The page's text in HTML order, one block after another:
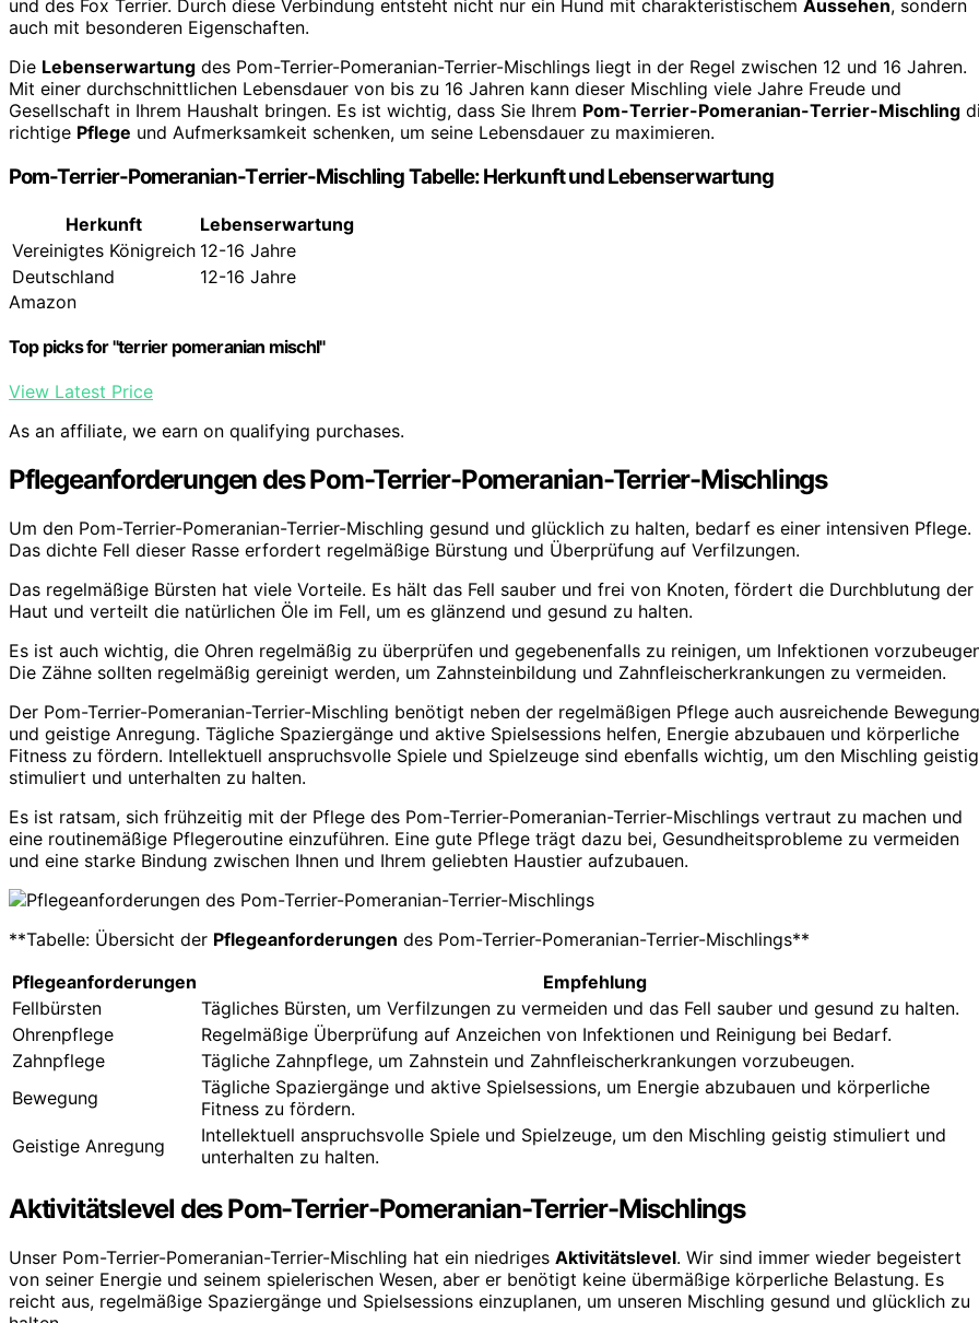
und des Fox Terrier. Durch diese Verbindung entsteht nicht nur ein Hund mit charakteristischem Aussehen, sondern
auch mit besonderen Eigenschaften.
Die Lebenserwartung des Pom-Terrier-Pomeranian-Terrier-Mischlings liegt in der Regel zwischen 12 und 16 Jahren.
Mit einer durchschnittlichen Lebensdauer von bis zu 16 Jahren kann dieser Mischling viele Jahre Freude und
Gesellschaft in Ihrem Haushalt bringen. Es ist wichtig, dass Sie Ihrem Pom-Terrier-Pomeranian-Terrier-Mischling
richtige Pflege und Aufmerksamkeit schenken, um seine Lebensdauer zu maximieren.
Pom-Terrier-Pomeranian-Terrier-Mischling Tabelle: Herkunft und Lebenserwartung
Herkunft
Lebenserwartung
Vereinigtes Königreich 12-16 Jahre
Deutschland
12-16 Jahre
Amazon
Top picks for "terrier pomeranian mischl"
View Latest Price
As an affiliate, we earn on qualifying purchases.
Pflegeanforderungen des Pom-Terrier-Pomeranian-Terrier-Mischlings
Um den Pom-Terrier-Pomeranian-Terrier-Mischling gesund und glücklich zu halten, bedarf es einer intensiven Pflege.
Das dichte Fell dieser Rasse erfordert regelmäßige Bürstung und Überprüfung auf Verfilzungen.
Das regelmäßige Bürsten hat viele Vorteile. Es hält das Fell sauber und frei von Knoten, fördert die Durchblutung der
Haut und verteilt die natürlichen Öle im Fell, um es glänzend und gesund zu halten.
Es ist auch wichtig, die Ohren regelmäßig zu überprüfen und gegebenenfalls zu reinigen, um Infektionen
Die Zähne sollten regelmäßig gereinigt werden, um Zahnsteinbildung und Zahnfleischerkrankungen zu vermeiden.
Der Pom-Terrier-Pomeranian-Terrier-Mischling benötigt neben der regelmäßigen Pflege auch ausreichende Bewegung
und geistige Anregung. Tägliche Spaziergänge und aktive Spielsessions helfen, Energie abzubauen und körperliche
Fitness zu fördern. Intellektuell anspruchsvolle Spiele und Spielzeuge sind ebenfalls wichtig, um den Mischling geistig
stimuliert und unterhalten zu halten.
Es ist ratsam, sich frühzeitig mit der Pflege des Pom-Terrier-Pomeranian-Terrier-Mischlings vertraut zu machen und
eine routinemäßige Pflegeroutine einzuführen. Eine gute Pflege trägt dazu bei, Gesundheitsprobleme zu vermeiden
und eine starke Bindung zwischen Ihnen und Ihrem geliebten Haustier aufzubauen.
**Tabelle: Übersicht der Pflegeanforderungen des Pom-Terrier-Pomeranian-Terrier-Mischlings**
Pflegeanforderungen
Empfehlung
Fellbürsten
Tägliches Bürsten, um Verfilzungen zu vermeiden und das Fell sauber und gesund zu halten.
Ohrenpflege
Regelmäßige Überprüfung auf Anzeichen von Infektionen und Reinigung bei Bedarf.
Zahnpflege
Tägliche Zahnpflege, um Zahnstein und Zahnfleischerkrankungen vorzubeugen.
Bewegung
Tägliche Spaziergänge und aktive Spielsessions, um Energie abzubauen und körperliche
Fitness zu fördern.
Geistige Anregung
Intellektuell anspruchsvolle Spiele und Spielzeuge, um den Mischling geistig stimuliert und
unterhalten zu halten.
Aktivitätslevel des Pom-Terrier-Pomeranian-Terrier-Mischlings
Unser Pom-Terrier-Pomeranian-Terrier-Mischling hat ein niedriges Aktivitätslevel. Wir sind immer wieder begeistert
von seiner Energie und seinem spielerischen Wesen, aber er benötigt keine übermäßige körperliche Belastung. Es
reicht aus, regelmäßige Spaziergänge und Spielsessions einzuplanen, um unseren Mischling gesund und glücklich zu